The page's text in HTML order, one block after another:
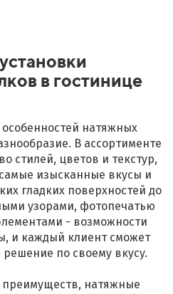
в гостинице
натяжных
В ассортименте
стилей, цветов и текстур,
изысканные вкусы и
гладких поверхностей до
узорами, фотопечатью
- возможности
и каждый клиент сможет
по своему вкусу.
преимуществ, натяжные